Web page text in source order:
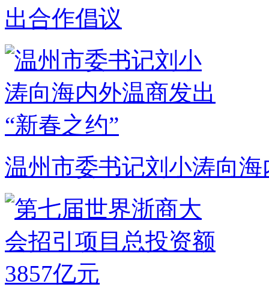
出合作倡议
温州市委书记刘小涛向